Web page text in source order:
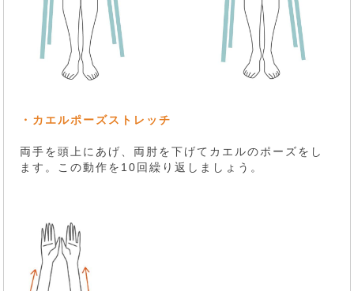
・カエルポーズストレッチ
両手を頭上にあげ、両肘を下げてカエルのポーズをし
ます。この動作を10回繰り返しましょう。